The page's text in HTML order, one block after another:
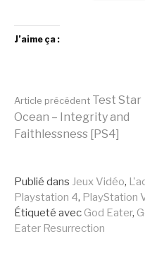
J’aime ça :
Lire
suite
Article précédent Test Star
Ocean – Integrity and
Faithlessness [PS4]
Publié dans Jeux Vidéo,
Playstation 4, PlayStation
Étiqueté avec God Eater,
Eater Resurrection